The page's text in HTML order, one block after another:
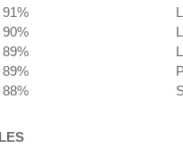
91%
90%
89%
89%
88%